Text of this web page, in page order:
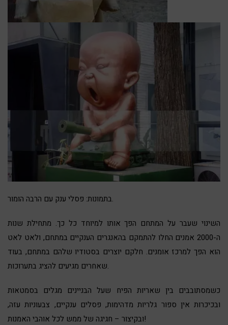
בתמונות: פסלי ענק עם הרבה הומור.
השינוי שעבר על המתחם הפך אותו למיוחד כל כך. מתחילת שנות
ה-2000 אמנים החלו להתמקם בהאנגרים הענקיים במתחם, ולאט לאט
הוא הפך למרכז אומנים. חלקם יוצרים בסטודיו שלהם במתחם, בעוד
שאחרים מגיעים להציג בתערוכות.
כשמסתובבים בין שאריות הפיח שעל הבניינים מגלים בסמטאות
ובכיכרות אין ספור גלריות מדהימות, פסלים ענקיים, צבעוניות עזה,
ובקיצור – חגיגה של ממש לכל אוהבי האמנות!